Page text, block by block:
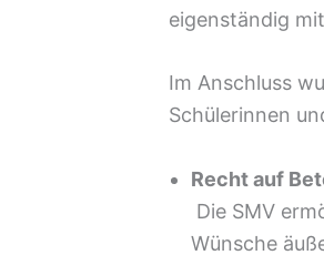
eigenständig
Im Anschluss
Schülerinnen
Recht auf
Die SMV
Wünsche